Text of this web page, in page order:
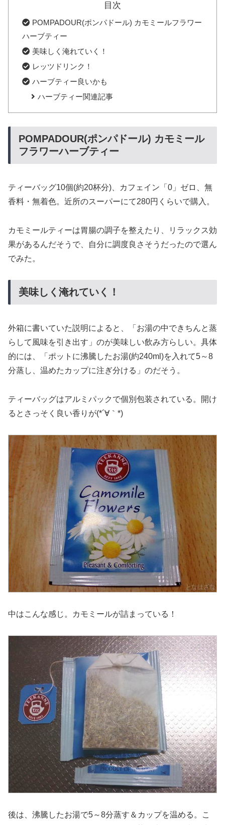
目次
POMPADOUR(ポンパドール) カモミールフラワー
ハーブティー
美味しく淹れていく！
レッツドリンク！
ハーブティー良いかも
ハーブティー関連記事
POMPADOUR(ポンパドール) カモミール
フラワーハーブティー
ティーバッグ10個(約20杯分)、カフェイン「0」ゼロ、無
香料・無着色。近所のスーパーにて280円くらいで購入。
カモミールティーは胃腸の調子を整えたり、リラックス効
果があるんだそうで、自分に調度良さそうだったので選ん
でみた。
美味しく淹れていく！
外箱に書いていた説明によると、「お湯の中できちんと蒸
らして風味を引き出す」のが美味しい飲み方らしい。具体
的には、「ポットに沸騰したお湯(約240ml)を入れて5～8
分蒸し、温めたカップに注ぎ分ける」のだそう。
ティーバッグはアルミパックで個別包装されている。開け
るとさっそく良い香りが(*´∀｀*)
中はこんな感じ。カモミールが詰まっている！
後は、沸騰したお湯で5～8分蒸す＆カップを温める。こ